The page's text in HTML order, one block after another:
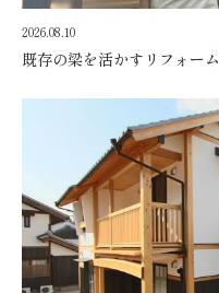
2026.08.10
既存の梁を活かすリフォーム